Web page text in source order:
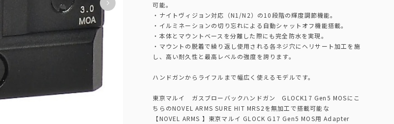
可能。
・ナイトヴィジョン対応（N1/N2）の10段階の輝度調節機能。
・イルミネーションの切り忘れによる自動シャットオフ機能搭載。
・本体とマウントベースを分離した際にも完全防水を実現。
・マウントの脱着で繰り返し使用される各ネジ穴にヘリサート加工を施
し、高い耐久性と最高レベルの強度を誇ります。
ハンドガンからライフルまで幅広く使えるモデルです。
東京マルイ ガスブローバックハンドガン GLOCK17 Gen5 MOSにこ
ちらのNOVEL ARMS SURE HIT MRS2を無加工で搭載可能な
【NOVEL ARMS 】東京マルイ GLOCK G17 Gen5 MOS用 Adapter